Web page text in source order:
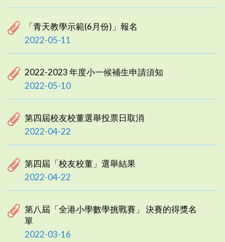
「青天教學示範(6月份)」報名
2022-05-11
2022-2023 年度小一候補生申請須知
2022-05-10
第四屆校友校董選舉投票日取消
2022-04-22
第四屆「校友校董」選舉結果
2022-04-22
第八屆「全港小學數學挑戰賽」 決賽的得獎名
單
2022-03-16